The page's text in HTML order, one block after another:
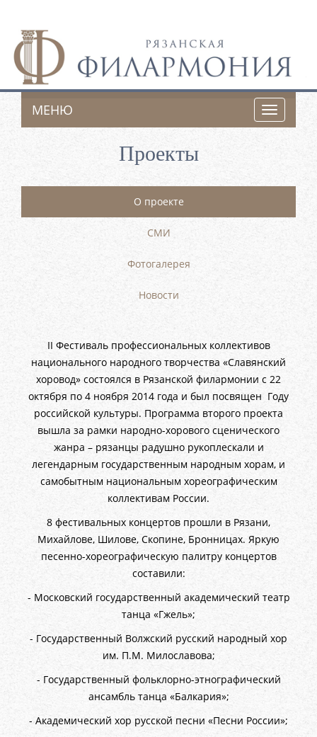
Toggle
МЕНЮ
Проекты
О проекте
СМИ
Фотогалерея
Новости
II Фестиваль профессиональных коллективов
национального народного творчества «Славянский
хоровод» состоялся в Рязанской филармонии с 22
октября по 4 ноября 2014 года и был посвящен Году
российской культуры. Программа второго проекта
вышла за рамки народно-хорового сценического
жанра – рязанцы радушно рукоплескали и
легендарным государственным народным хорам, и
самобытным национальным хореографическим
коллективам России.
8 фестивальных концертов прошли в Рязани,
Михайлове, Шилове, Скопине, Бронницах. Яркую
песенно-хореографическую палитру концертов
составили:
- Московский государственный академический театр
танца «Гжель»;
- Государственный Волжский русский народный хор
им. П.М. Милославова;
- Государственный фольклорно-этнографический
ансамбль танца «Балкария»;
- Академический хор русской песни «Песни России»;